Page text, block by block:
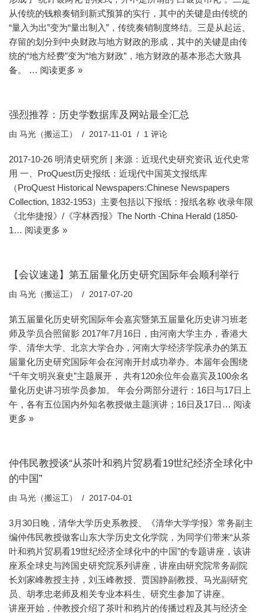
从传统的钱粮奏销到新式预算的实行，其中的关键是由传统的
“量入为出”变为“量出制入”，传统奏销制度终结。三是从起运、
存留的划分到中央财政与地方财政的形成，其中的关键是由传
统的“地方经费”变为“地方财政”，地方财政的基本形态大致具
备。 … 阅读更多 »
强烈推荐：历史学数据库及网站最全汇总
由 马光（搬运工） 2017-11-01 1 评论
2017-10-26 明清史研究所 | 来源：近现代史研究资讯 近代史常
用 一、ProQuest历史报纸：近现代中国英文报纸库
（ProQuest Historical Newspapers:Chinese Newspapers
Collection, 1832-1953）主要包括以下报纸：报纸名称 收录年限
《北华捷报》/《字林西报》The North -China Herald (1850-
1… 阅读更多 »
【会议速递】第五届量化历史研究国际年会顺利举行
由 马光（搬运工） 2017-07-20
第五届量化历史研究国际年会嘉宾暨第五届量化历史讲习班老
师及学员合照留影 2017年7月16日，由河南大学主办，香港大
学、清华大学、北京大学合办，河南大学经济学院承办的第五
届量化历史研究国际年会在河南开封成功举办。本届年会围绕
“千年文明兴衰史”主题展开， 共有120余位年会嘉宾及100余名
量化历史讲习班学员参加。 年会分两部分进行：16日与17日上
午，各有五位国内外知名教授做主题演讲；16日及17日… 阅读
更多 »
仲伟民教授谈“从茶叶和鸦片贸易看19世纪经济全球化中
的中国”
由 马光（搬运工） 2017-04-01
3月30日晚，清华大学历史系教授、《清华大学学报》常务副主
编仲伟民教授做客山东大学历史文化学院，为同学们带来“从茶
叶和鸦片贸易看19世纪经济全球化中的中国”的专题讲座，该讲
座系全球史与跨国史研究院系列讲座，讲座由研究院常务副院
长刘家峰教授主持，刘玉峰教授、贾国静副教授、马光副研究
员、胡孝忠老师及相关专业本科生、研究生参加了讲座。
讲座开始，仲教授介绍了茶叶和鸦片的传播过程及其与经济全